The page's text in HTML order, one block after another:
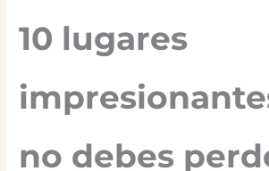
10 lugares
no debes